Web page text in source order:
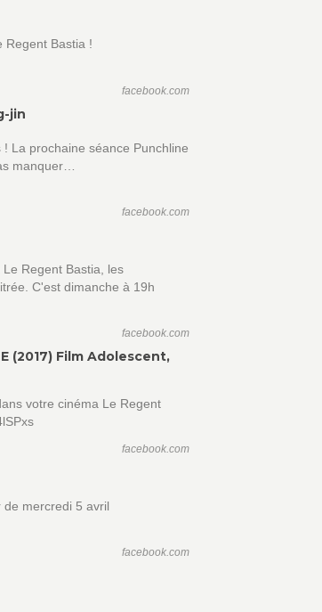
Regent Bastia !
facebook.com
jin
La prochaine séance Punchline
manquer…
facebook.com
Regent Bastia, les
C'est dimanche à 19h
facebook.com
(2017) Film Adolescent,
votre cinéma Le Regent
facebook.com
mercredi 5 avril
facebook.com